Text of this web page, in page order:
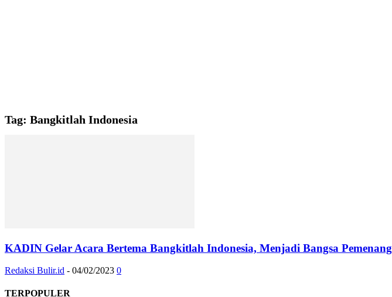
Tag: Bangkitlah Indonesia
KADIN Gelar Acara Bertema Bangkitlah Indonesia, Menjadi Bangsa Pemenang
Redaksi Bulir.id - 04/02/2023 0
TERPOPULER